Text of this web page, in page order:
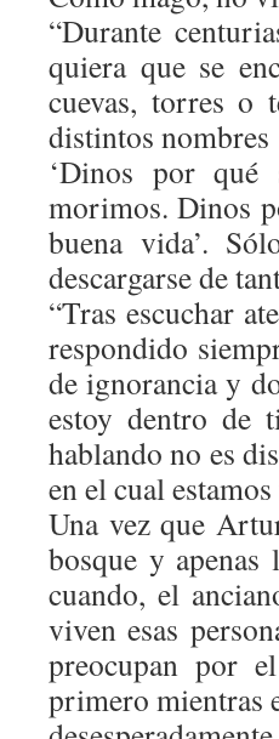
“Durante
quiera que se
cuevas, torres o
distintos
‘Dinos por qué
morimos. Dinos
buena vida’.
descargarse de
“Tras escuchar
respondido
de ignorancia y
estoy dentro de
hablando no es
en el cual
Una vez que
bosque y
cuando, el
viven esas
preocupan por
primero mientras